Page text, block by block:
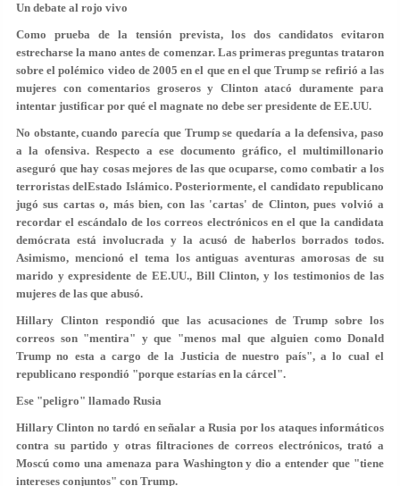
Un debate al rojo vivo
Como prueba de la tensión prevista, los dos candidatos evitaron
estrecharse la mano antes de comenzar. Las primeras preguntas trataron
sobre el polémico video de 2005 en el que en el que Trump se refirió a las
mujeres con comentarios groseros y Clinton atacó duramente para
intentar justificar por qué el magnate no debe ser presidente de EE.UU.
No obstante, cuando parecía que Trump se quedaría a la defensiva, paso
a la ofensiva. Respecto a ese documento gráfico, el multimillonario
aseguró que hay cosas mejores de las que ocuparse, como combatir a los
terroristas delEstado Islámico. Posteriormente, el candidato republicano
jugó sus cartas o, más bien, con las 'cartas' de Clinton, pues volvió a
recordar el escándalo de los correos electrónicos en el que la candidata
demócrata está involucrada y la acusó de haberlos borrados todos.
Asimismo, mencionó el tema los antiguas aventuras amorosas de su
marido y expresidente de EE.UU., Bill Clinton, y los testimonios de las
mujeres de las que abusó.
Hillary Clinton respondió que las acusaciones de Trump sobre los
correos son "mentira" y que "menos mal que alguien como Donald
Trump no esta a cargo de la Justicia de nuestro país", a lo cual el
republicano respondió "porque estarías en la cárcel".
Ese "peligro" llamado Rusia
Hillary Clinton no tardó en señalar a Rusia por los ataques informáticos
contra su partido y otras filtraciones de correos electrónicos, trató a
Moscú como una amenaza para Washington y dio a entender que "tiene
intereses conjuntos" con Trump.